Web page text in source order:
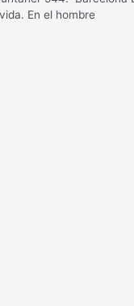
En el hombre